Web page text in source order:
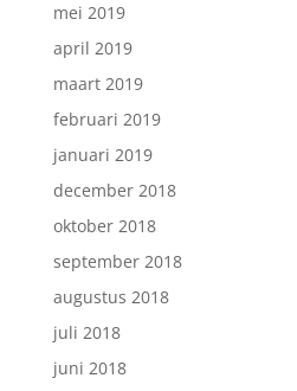
mei 2019
april 2019
maart 2019
februari 2019
januari 2019
december 2018
oktober 2018
september 2018
augustus 2018
juli 2018
juni 2018